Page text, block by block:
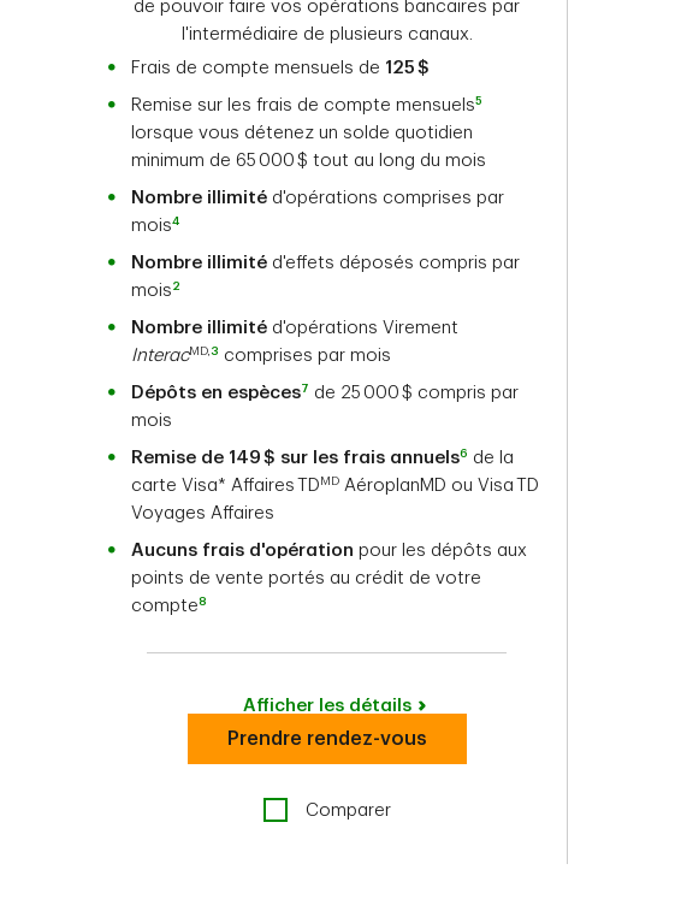
de pouvoir faire vos opérations bancaires par
l'intermédiaire de plusieurs canaux.
Frais de compte mensuels de 125 $
Remise sur les frais de compte mensuels5
lorsque vous détenez un solde quotidien
minimum de 65 000 $ tout au long du mois
Nombre illimité d'opérations comprises par
mois4
Nombre illimité d'effets déposés compris par
mois 2
Nombre illimité d'opérations Virement
InteracMD, 3 comprises par mois
Dépôts en espèces7 de 25 000 $ compris par
mois
Remise de 149 $ sur les frais annuels6 de la
carte Visa* Affaires TD MD AéroplanMD ou Visa TD
Voyages Affaires
Aucuns frais d'opération pour les dépôts aux
points de vente portés au crédit de votre
compte8
Afficher les détails
Prendre rendez-vous
Comparer